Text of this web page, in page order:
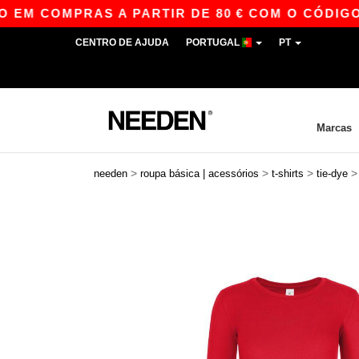
A PARTIR DE 80 € COM O CÓDIGO APP10
CENTRO DE AJUDA PORTUGAL PT
Marcas
needen > roupa básica | acessórios > t-shirts > tie-dye >